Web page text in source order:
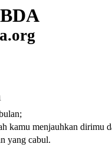
kamu menjauhkan dirimu
yang cabul.